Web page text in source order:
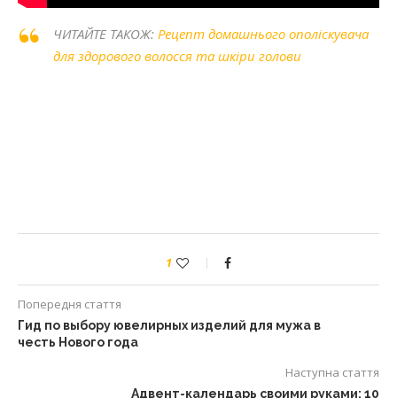
ЧИТАЙТЕ ТАКОЖ: Рецепт домашнього ополіскувача
для здорового волосся та шкіри голови
1
Попередня стаття
Гид по выбору ювелирных изделий для мужа в
честь Нового года
Наступна стаття
Адвент-календарь своими руками: 10